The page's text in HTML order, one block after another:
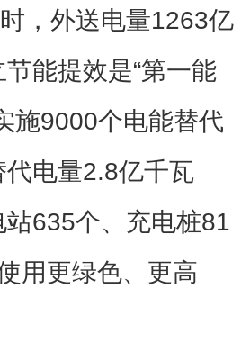
，外送电量1263亿
能提效是“第一能
施9000个电能替代
电量2.8亿千瓦
站635个、充电桩81
用更绿色、更高